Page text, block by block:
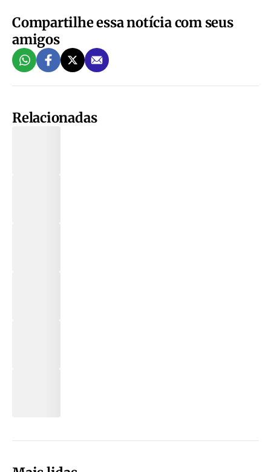
Compartilhe essa notícia com seus
amigos
Relacionadas